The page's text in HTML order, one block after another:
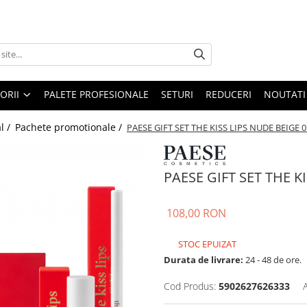
PALETE PROFESIONALE SETURI REDUCERI NOUTATI
/ Pachete promotionale / PAESE GIFT SET THE KISS LIPS NUDE BEIGE
PAESE GIFT SET THE
108,00 RON
STOC EPUIZAT
Durata de livrare: 24 - 48 de ore.
Cod Produs: 5902627626333